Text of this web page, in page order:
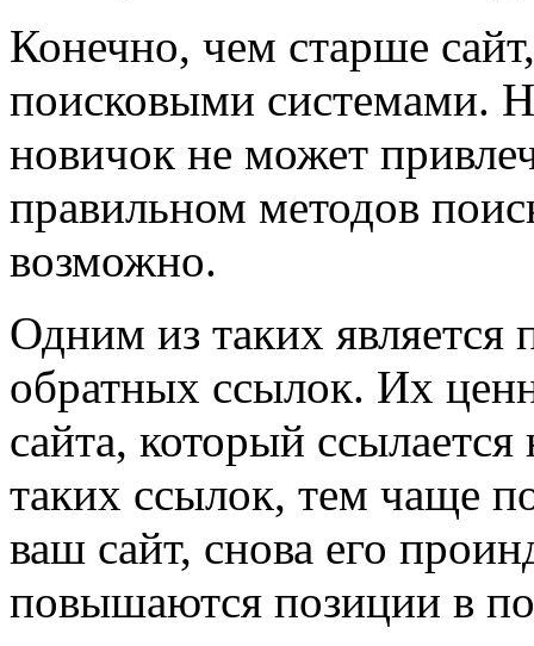
Конечно, чем старше
поисковыми системами.
новичок не может
правильном методов
возможно.
Одним из таких является
обратных ссылок. Их
сайта, который
таких ссылок, тем чаще
ваш сайт, снова его
повышаются позиции в